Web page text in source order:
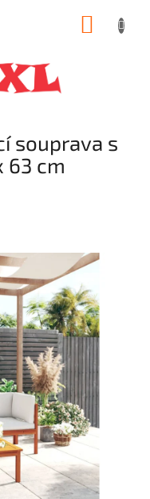
souprava s
63 cm